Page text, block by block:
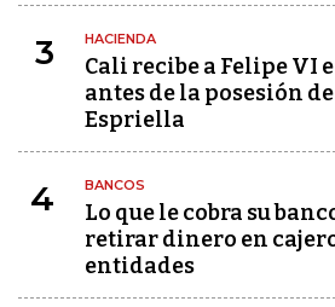
3 HACIENDA
Cali recibe a Felipe VI
antes de la posesión
Espriella
4 BANCOS
Lo que le cobra su
retirar dinero en
entidades